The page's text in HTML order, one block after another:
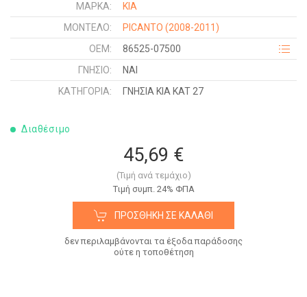
ΜΑΡΚΑ:
KIA
ΜΟΝΤΕΛΟ:
PICANTO (2008-2011)
OEM:
86525-07500
ΓΝΉΣΙΟ:
ΝΑΙ
ΚΑΤΗΓΟΡΊΑ:
ΓΝΗΣΙΑ KIA KAT 27
Διαθέσιμο
45,69 €
(Τιμή ανά τεμάχιο)
Tιμή συμπ. 24% ΦΠΑ
ΠΡΟΣΘΉΚΗ ΣΕ ΚΑΛΆΘΙ
δεν περιλαμβάνονται τα έξοδα παράδοσης
ούτε η τοποθέτηση